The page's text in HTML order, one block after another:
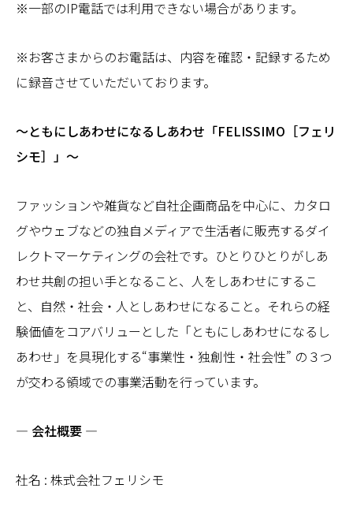
※一部のIP電話では利用できない場合があります。
※お客さまからのお電話は、内容を確認・記録するため
に録音させていただいております。
～ともにしあわせになるしあわせ「FELISSIMO［フェリ
シモ］」～
ファッションや雑貨など自社企画商品を中心に、カタロ
グやウェブなどの独自メディアで生活者に販売するダイ
レクトマーケティングの会社です。ひとりひとりがしあ
わせ共創の担い手となること、人をしあわせにするこ
と、自然・社会・人としあわせになること。それらの経
験価値をコアバリューとした「ともにしあわせになるし
あわせ」を具現化する“事業性・独創性・社会性” の３つ
が交わる領域での事業活動を行っています。
― 会社概要 ―
社名 : 株式会社フェリシモ